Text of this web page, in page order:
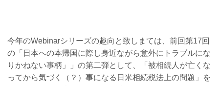
今年のWebinarシリーズの趣向と致しまては、前回第17回
の「日本への本帰国に際し身近ながら意外にトラブルにな
りかねない事柄」」の第二弾として、「 被相続人が亡くな
ってから気づく（？）事になる日米相続税法上の問題」を